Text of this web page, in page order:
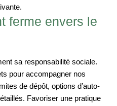
ferme envers le
sa responsabilité sociale.
pour accompagner nos
de dépôt, options d’auto-
Favoriser une pratique